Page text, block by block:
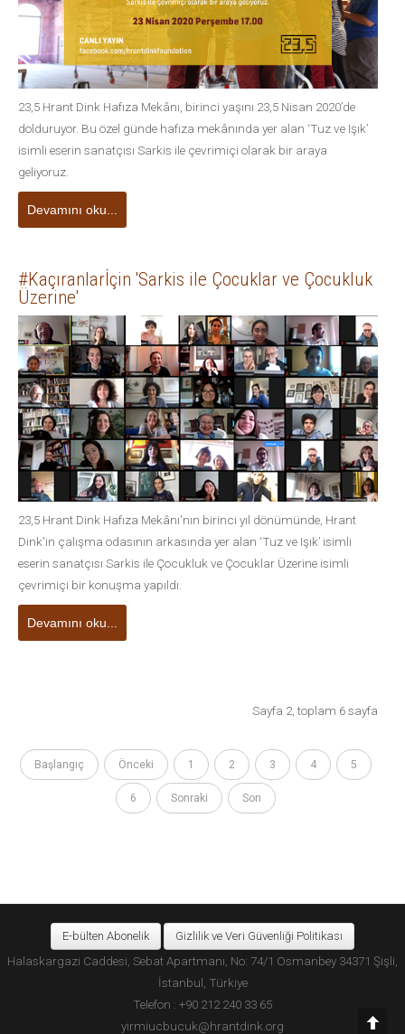
23,5 Hrant Dink Hafıza Mekânı, birinci yaşını 23,5 Nisan 2020’de
dolduruyor. Bu özel günde hafıza mekânında yer alan ‘Tuz ve Işık’
isimli eserin sanatçısı Sarkis ile çevrimiçi olarak bir araya
geliyoruz.
Devamını oku...
#Kaçıranlarİçin 'Sarkis ile Çocuklar ve Çocukluk
Üzerine'
23,5 Hrant Dink Hafıza Mekânı'nın birinci yıl dönümünde, Hrant
Dink'in çalışma odasının arkasında yer alan ‘Tuz ve Işık’ isimli
eserin sanatçısı Sarkis ile Çocukluk ve Çocuklar Üzerine isimli
çevrimiçi bir konuşma yapıldı.
Devamını oku...
Sayfa 2, toplam 6 sayfa
Başlangıç Önceki 1 2 3 4 5
6 Sonraki Son
E-bülten Abonelik Gizlilik ve Veri Güvenliği Politikası
Halaskargazi Caddesi, Sebat Apartmanı, No: 74/1 Osmanbey 34371 Şişli,
İstanbul, Türkiye
Telefon : +90 212 240 33 65
yirmiucbucuk@hrantdink.org